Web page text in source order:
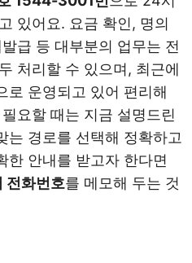
있어요. 요금 확인, 명의
급 등 대부분의 업무는 전
처리할 수 있으며, 최근에
로 운영되고 있어 편리해
요할 때는 지금 설명드린
는 경로를 선택해 정확하고
한 안내를 받고자 한다면
전화번호를 메모해 두는 것